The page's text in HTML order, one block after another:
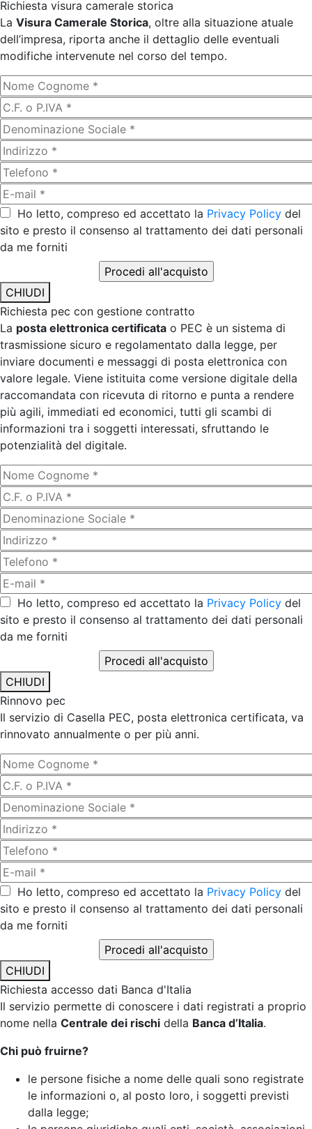
Richiesta visura camerale storica
La Visura Camerale Storica, oltre alla situazione atuale
dell’impresa, riporta anche il dettaglio delle eventuali
modifiche intervenute nel corso del tempo.
Ho letto, compreso ed accettato la Privacy Policy del
sito e presto il consenso al trattamento dei dati personali
da me forniti
CHIUDI
Richiesta pec con gestione contratto
La posta elettronica certificata o PEC è un sistema di
trasmissione sicuro e regolamentato dalla legge, per
inviare documenti e messaggi di posta elettronica con
valore legale. Viene istituita come versione digitale della
raccomandata con ricevuta di ritorno e punta a rendere
più agili, immediati ed economici, tutti gli scambi di
informazioni tra i soggetti interessati, sfruttando le
potenzialità del digitale.
Ho letto, compreso ed accettato la Privacy Policy del
sito e presto il consenso al trattamento dei dati personali
da me forniti
CHIUDI
Rinnovo pec
Il servizio di Casella PEC, posta elettronica certificata, va
rinnovato annualmente o per più anni.
Ho letto, compreso ed accettato la Privacy Policy del
sito e presto il consenso al trattamento dei dati personali
da me forniti
CHIUDI
Richiesta accesso dati Banca d'Italia
Il servizio permette di conoscere i dati registrati a proprio
nome nella Centrale dei rischi della Banca d’Italia.
Chi può fruirne?
le persone fisiche a nome delle quali sono registrate
le informazioni o, al posto loro, i soggetti previsti
dalla legge;